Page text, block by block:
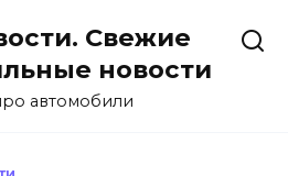
Свежие
новости
автомобили